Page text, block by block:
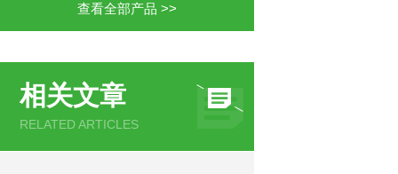
查看全部产品 >>
相关文章
RELATED ARTICLES